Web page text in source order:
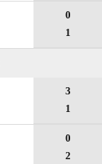
0
1
3
1
0
2